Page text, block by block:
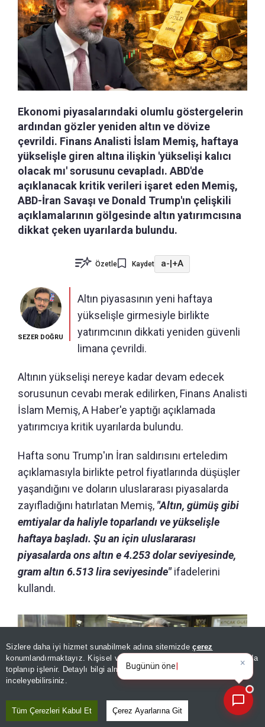
Sizlere daha iyi hizmet sunabilmek adına sitemizdeçerez
konumlandırmaktayız. Kişisel verileriniz, KVKK ve GDPR kapsamında
toplanıp işlenir. Detaylı bilgi almak içinAydınlatma Metnimizi
inceleyebilirsiniz.
Tüm Çerezleri Kabul Et Çerez Ayarlarına Git
Ekonomi piyasalarındaki olumlu göstergelerin
ardından gözler yeniden altın ve dövize
çevrildi. Finans Analisti İslam Memiş, haftaya
yükselişle giren altına ilişkin 'yükselişi kalıcı
olacak mı' sorusunu cevapladı. ABD'de
açıklanacak kritik verileri işaret eden Memiş,
ABD-İran Savaşı ve Donald Trump'ın çelişkili
açıklamalarının gölgesinde altın yatırımcısına
dikkat çeken uyarılarda bulundu.
Özetle Kaydet a- +A
SEZER DOĞRU
Altın piyasasının yeni haftaya
yükselişle girmesiyle birlikte
yatırımcının dikkati yeniden güvenli
limana çevrildi.
Altının yükselişi nereye kadar devam edecek
sorusunun cevabı merak edilirken, Finans Analisti
İslam Memiş, A Haber'e yaptığı açıklamada
yatırımcıya kritik uyarılarda bulundu.
Hafta sonu Trump'ın İran saldırısını erteledim
açıklamasıyla birlikte petrol fiyatlarında düşüşler
yaşandığını ve doların uluslararası piyasalarda
zayıfladığını hatırlatan Memiş, "Altın, gümüş gibi
emtiyalar da haliyle toparlandı ve yükselişle
haftaya başladı. Şu an için uluslararası
piyasalarda ons altın e 4.253 dolar seviyesinde,
gram altın 6.513 lira seviyesinde"ifadelerini
kullandı.
×
Bugünün öne çıkan manşetleri
ve gelişmeleri n